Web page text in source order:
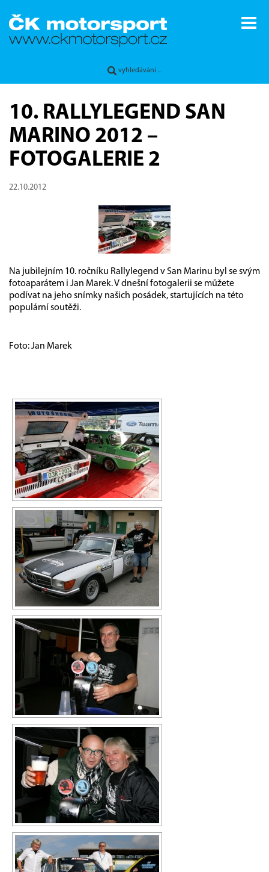
10. RALLYLEGEND SAN
MARINO 2012 –
FOTOGALERIE 2
22.10.2012
Na jubilejním 10. ročníku Rallylegend v San Marinu byl se svým
fotoaparátem i Jan Marek. V dnešní fotogalerii se můžete
podívat na jeho snímky našich posádek, startujících na této
populární soutěži.
Foto: Jan Marek